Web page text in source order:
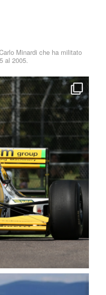
Minardi che ha militato
al 2005.